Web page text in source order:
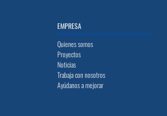
EMPRESA
Quienes somos
Proyectos
Noticias
Trabaja con nosotros
Ayúdanos a mejorar